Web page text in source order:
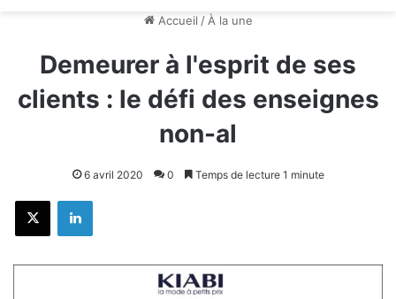
Accueil / À la une
Demeurer à l'esprit de ses
clients : le défi des enseignes
non-al
6 avril 2020 0 Temps de lecture 1 minute
X Linkedin